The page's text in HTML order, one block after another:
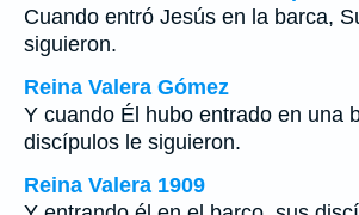
Cuando entró Jesús en la barca,
siguieron.
Reina Valera Gómez
Y cuando Él hubo entrado en una
discípulos le siguieron.
Reina Valera 1909